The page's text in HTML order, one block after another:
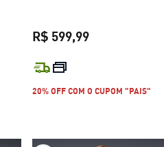
499,99
R$ 599,99
20% OFF COM O CUPOM "PAIS"